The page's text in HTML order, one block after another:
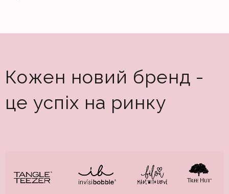
Кожен новий бренд -
це успіх на ринку